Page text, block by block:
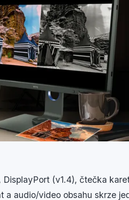
(v1.4), čtečka
a audio/video obsahu skrze